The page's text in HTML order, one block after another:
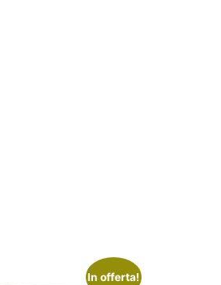
In offerta!